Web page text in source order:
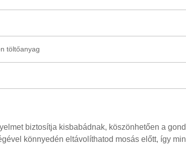
töltőanyag
biztosítja kisbabádnak, köszönhetően a
könnyedén eltávolíthatod mosás előtt, így